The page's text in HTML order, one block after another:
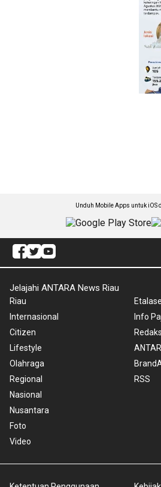
Unduh Mobile Apps untuk iOS
Jelajahi ANTARA News Riau
Riau
Internasional
Citizen
Lifestyle
Olahraga
Regional
Nasional
Nusantara
Foto
Video
Info
RSS